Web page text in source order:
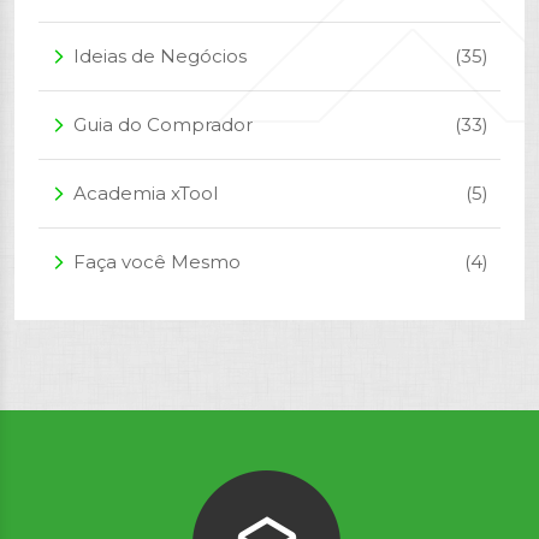
arrow_forward_ios Ideias de Negócios (35)
arrow_forward_ios Guia do Comprador (33)
arrow_forward_ios Academia xTool (5)
arrow_forward_ios Faça você Mesmo (4)